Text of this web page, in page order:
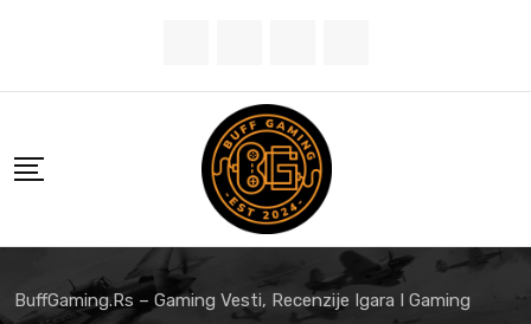
content
BuffGaming.rs – Gaming Vesti, Recenzije Igara I Gaming